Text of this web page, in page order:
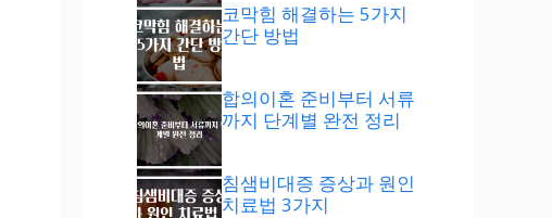
코막힘 해결하는 5가지
간단 방법
합의이혼 준비부터 서류
까지 단계별 완전 정리
침샘비대증 증상과 원인
치료법 3가지